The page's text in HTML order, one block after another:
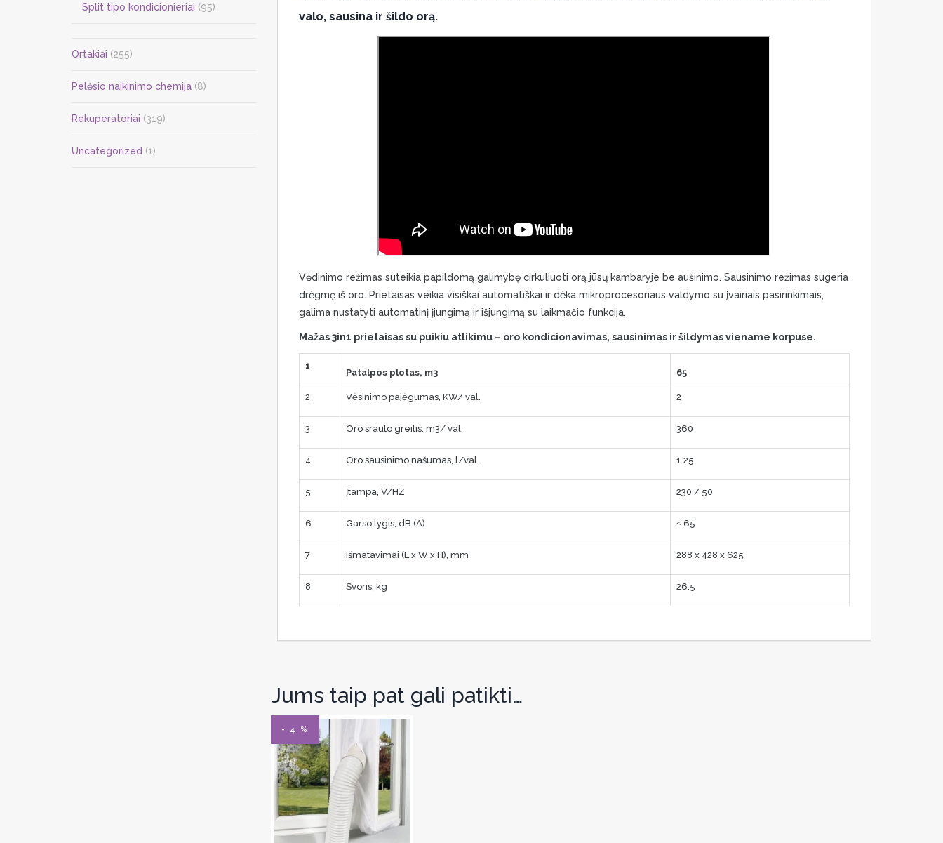
valo, sausina ir šildo orą.
Vėdinimo režimas suteikia papildomą galimybę cirkuliuoti orą jūsų kambaryje be aušinimo. Sausinimo režimas sugeria
drėgmę iš oro. Prietaisas veikia visiškai automatiškai ir dėka mikroprocesoriaus valdymo su įvairiais pasirinkimais,
galima nustatyti automatinį įjungimą ir išjungimą su laikmačio funkcija.
Mažas 3in1 prietaisas su puikiu atlikimu – oro kondicionavimas, sausinimas ir šildymas viename korpuse.
1
Patalpos plotas, m3 65
2 Vėsinimo pajėgumas, KW/ val. 2
3 Oro srauto greitis, m3/ val. 360
4 Oro sausinimo našumas, l/val. 1.25
5 Įtampa, V/HZ 230 / 50
6 Garso lygis, dB (A) ≤ 65
7 Išmatavimai (L x W x H), mm 288 x 428 x 625
8 Svoris, kg 26.5
Jums taip pat gali patikti…
- 4 %
Split tipo kondicionieriai (95)
Ortakiai (255)
Pelėsio naikinimo chemija (8)
Rekuperatoriai (319)
Uncategorized (1)